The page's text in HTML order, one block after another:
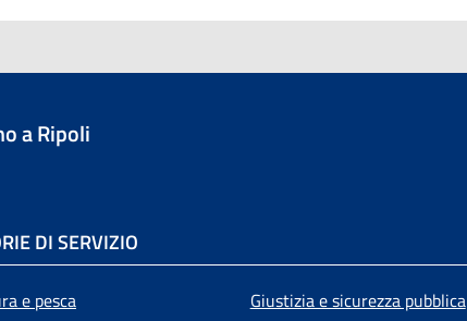
a Ripoli
DI SERVIZIO
e pesca
Giustizia e sicurezza pubblica